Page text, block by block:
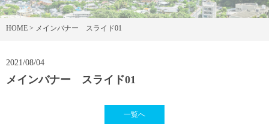
HOME > メインバナー スライド01
2021/08/04
メインバナー スライド01
一覧へ